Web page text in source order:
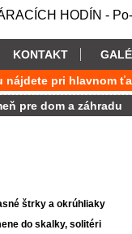
HODÍN -
KONTAKT
nájdete pri hlavnom
pre dom a záhradu
štrky a okrúhliaky
do skalky, solitéri